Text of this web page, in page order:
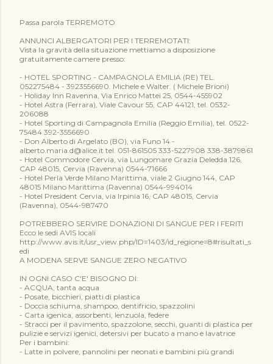
Passa parola TERREMOTO
ANNUNCI ALBERGATORI PER I TERREMOTATI:
Vista la gravità della situazione mettiamo a disposizione
gratuitamente camere presso:
- HOTEL SPORTING - CAMPAGNOLA EMILIA (RE) TEL.
052275484 - 3923556690. Michele e Walter. ( Michele Brioni)
- Holiday Inn Ravenna, Via Enrico Mattei 25, 0544-455902
- Hotel Astra (Ferrara), Viale Cavour 55, CAP 44121, tel. 0532-
206088
- Hotel Sporting di Campagnola Emilia (Reggio Emilia), tel. 0522-
75484 392-3556690
- Don Alberto di Argelato (BO), via Funo 14 -
alberto.maria.d@alice.it tel. 051-861505 333-5227908 338-3879861
- Hotel Commodore Cervia, via Lungomare Grazia Deledda 126,
CAP 48015, Cervia (Ravenna) 0544-71666
- Hotel Perla Verde Milano Marittima, viale 2 Giugno 144, CAP
48015 Milano Marittima (Ravenna) 0544-994014
- Hotel President Cervia, via Irpinia 16, CAP 48015, Cervia
(Ravenna), 0544-987470
POTREBBERO SERVIRE DONAZIONI DI SANGUE PER I FERITI
Ecco le sedi AVIS locali
http://www.avis.it/usr_view.php/ID=1403/id_regione=8#risultati_s
edi
A MODENA SERVE SANGUE ZERO NEGATIVO
IN OGNI CASO C'E' BISOGNO DI:
- ACQUA, tanta acqua
- Posate, bicchieri, piatti di plastica
- Doccia schiuma, shampoo, dentifricio, spazzolini
- Carta igenica, assorbenti, lenzuola, federe
- Stracci per il pavimento, spazzolone, secchi, guanti di plastica per
pulizie e servizi igenici, detersivi per bucato a mano e lavatrice
Per i bambini:
- Latte in polvere, pannolini per neonati e bambini più grandi